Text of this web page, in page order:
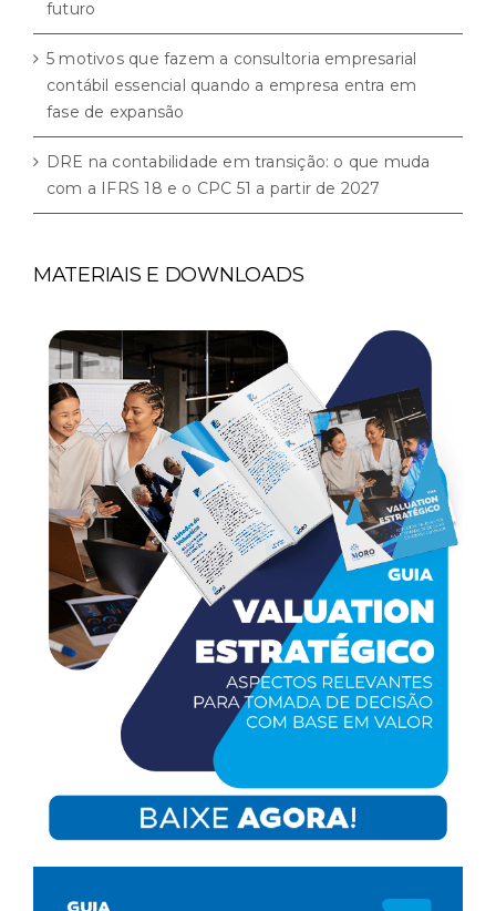
futuro
5 motivos que fazem a consultoria empresarial
contábil essencial quando a empresa entra em
fase de expansão
DRE na contabilidade em transição: o que muda
com a IFRS 18 e o CPC 51 a partir de 2027
MATERIAIS E DOWNLOADS